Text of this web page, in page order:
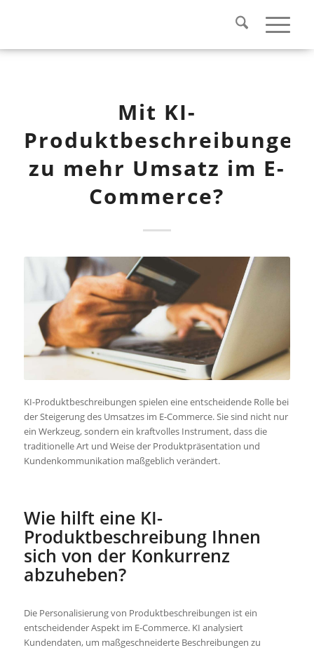
Mit KI-
Produktbeschreibungen
zu mehr Umsatz im E-
Commerce?
KI-Produktbeschreibungen spielen eine entscheidende Rolle bei
der Steigerung des Umsatzes im E-Commerce. Sie sind nicht nur
ein Werkzeug, sondern ein kraftvolles Instrument, dass die
traditionelle Art und Weise der Produktpräsentation und
Kundenkommunikation maßgeblich verändert.
Wie hilft eine KI-
Produktbeschreibung Ihnen
sich von der Konkurrenz
abzuheben?
Die Personalisierung von Produktbeschreibungen ist ein
entscheidender Aspekt im E-Commerce. KI analysiert
Kundendaten, um maßgeschneiderte Beschreibungen zu